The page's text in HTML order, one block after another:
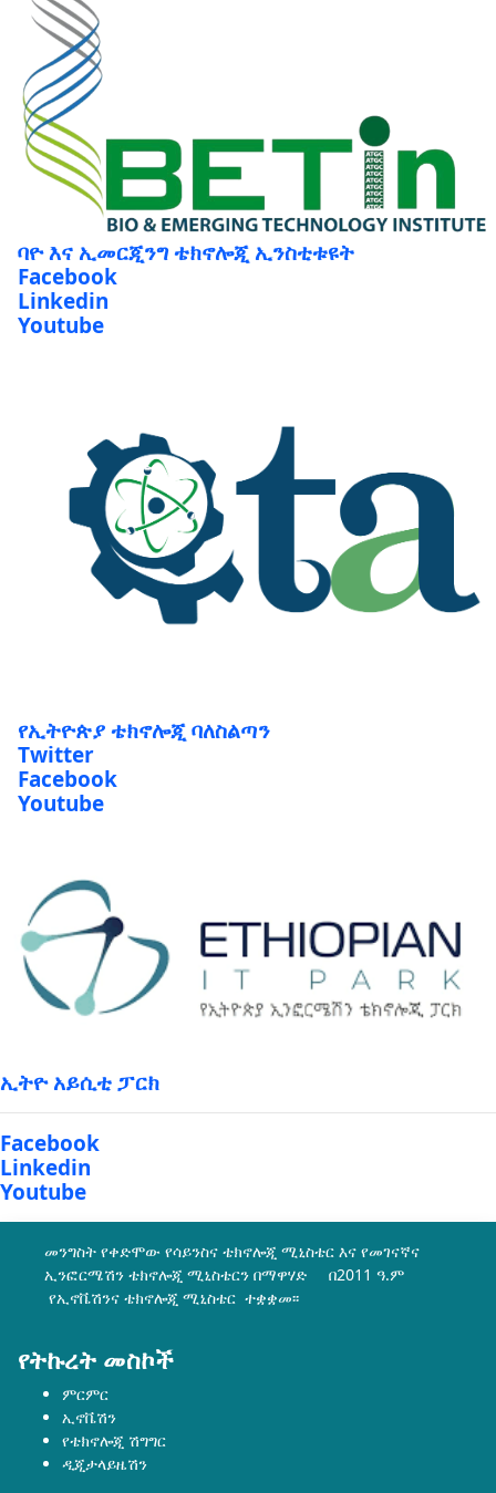
ባዮ እና ኢመርጂንግ ቴክኖሎጂ ኢንስቲቱዩት
Facebook
Linkedin
Youtube
የኢትዮጵያ ቴክኖሎጂ ባለስልጣን
Twitter
Facebook
Youtube
ኢትዮ አይሲቲ ፓርክ
Facebook
Linkedin
Youtube
መንግስት የቀድሞው የሳይንስና ቴክኖሎጂ ሚኒስቴር እና የመገናኛና
ኢንፎርሜሽን ቴክኖሎጂ ሚኒስቴርን በማዋሃድ በ2011 ዓ.ም
የኢኖቬሽንና ቴክኖሎጂ ሚኒስቴር ተቋቋመ፡፡
የትኩረት መስኮች
ምርምር
ኢኖቬሽን
የቴክኖሎጂ ሽግግር
ዲጂታላይዜሽን